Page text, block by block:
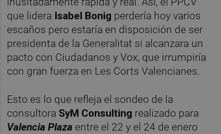
que lidera Isabel Bonig perdería hoy varios
escaños pero estaría en disposición de ser
presidenta de la Generalitat si alcanzara un
pacto con Ciudadanos y Vox, que irrumpiría
con gran fuerza en Les Corts Valencianes.
Esto es lo que refleja el sondeo de la
consultora SyM Consulting realizado para
Valencia Plaza entre el 22 y el 24 de enero